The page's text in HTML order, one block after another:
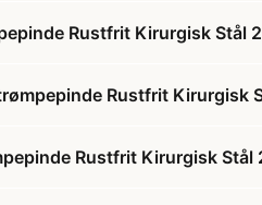
Rustfrit Kirurgisk Stål
Rustfrit Kirurgisk
Rustfrit Kirurgisk Stål